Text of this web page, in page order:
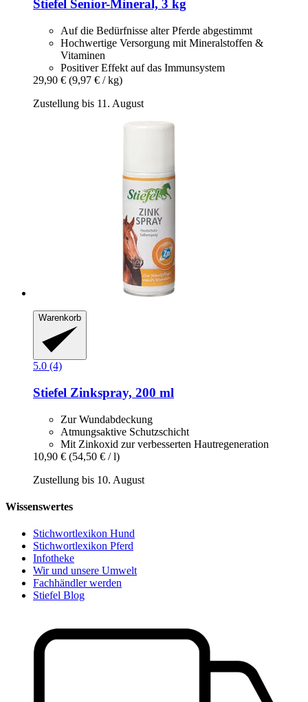
Stiefel Senior-​Mineral, 3 kg
Auf die Bedürfnisse alter Pferde abgestimmt
Hochwertige Versorgung mit Mineralstoffen &
Vitaminen
Positiver Effekt auf das Immunsystem
29,90 € (9,97 € / kg)
Zustellung bis 11. August
Warenkorb
5.0 (4)
Stiefel Zinkspray, 200 ml
Zur Wundabdeckung
Atmungsaktive Schutzschicht
Mit Zinkoxid zur verbesserten Hautregeneration
10,90 € (54,50 € / l)
Zustellung bis 10. August
Wissenswertes
Stichwortlexikon Hund
Stichwortlexikon Pferd
Infotheke
Wir und unsere Umwelt
Fachhändler werden
Stiefel Blog